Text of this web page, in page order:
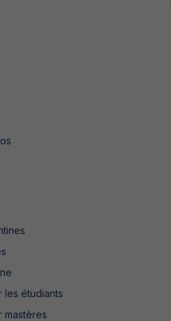
les étudiants
mastères